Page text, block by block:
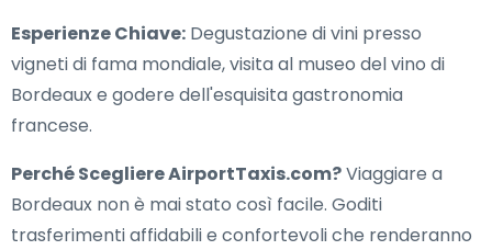
Esperienze Chiave: Degustazione di vini presso
vigneti di fama mondiale, visita al museo del vino di
Bordeaux e godere dell'esquisita gastronomia
francese.
Perché Scegliere AirportTaxis.com?Viaggiare a
Bordeaux non è mai stato così facile. Goditi
trasferimenti affidabili e confortevoli che renderanno